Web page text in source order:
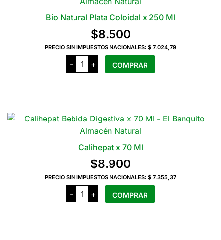
Bio Natural Plata Coloidal x 250 Ml
$8.500
PRECIO SIN IMPUESTOS NACIONALES: $ 7.024,79
-
Bio
Natural
Plata
+ COMPRAR
Calihepat x 70 Ml
$8.900
PRECIO SIN IMPUESTOS NACIONALES: $ 7.355,37
-
Calihepat
70
+ COMPRAR